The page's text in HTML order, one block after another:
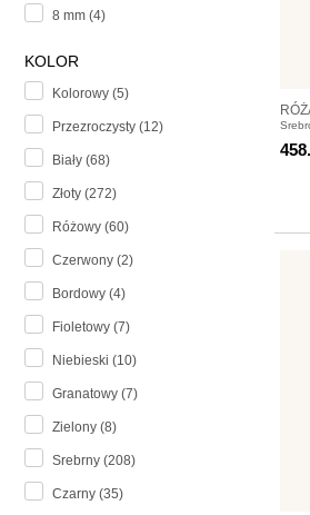
8 mm (4)
KOLOR
Kolorowy (5)
Przezroczysty (12)
Biały (68)
Złoty (272)
Różowy (60)
Czerwony (2)
Bordowy (4)
Fioletowy (7)
Niebieski (10)
Granatowy (7)
Zielony (8)
Srebrny (208)
Czarny (35)